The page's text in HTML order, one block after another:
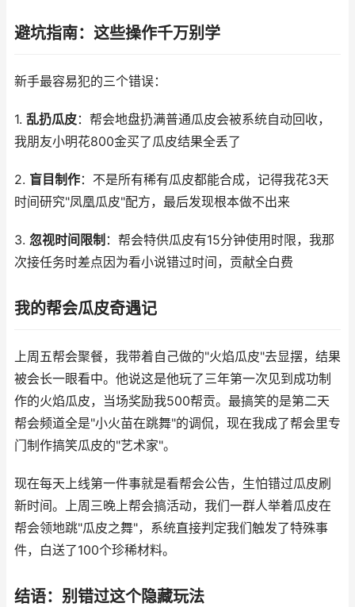
避坑指南：这些操作千万别学
新手最容易犯的三个错误：
1. 乱扔瓜皮：帮会地盘扔满普通瓜皮会被系统自动回收，
我朋友小明花800金买了瓜皮结果全丢了
2. 盲目制作：不是所有稀有瓜皮都能合成，记得我花3天
时间研究"凤凰瓜皮"配方，最后发现根本做不出来
3. 忽视时间限制 ：帮会特供瓜皮有15分钟使用时限，我那
次接任务时差点因为看小说错过时间，贡献全白费
我的帮会瓜皮奇遇记
上周五帮会聚餐，我带着自己做的"火焰瓜皮"去显摆，结果
被会长一眼看中。他说这是他玩了三年第一次见到成功制
作的火焰瓜皮，当场奖励我500帮贡。最搞笑的是第二天
帮会频道全是"小火苗在跳舞"的调侃，现在我成了帮会里专
门制作搞笑瓜皮的"艺术家"。
现在每天上线第一件事就是看帮会公告，生怕错过瓜皮刷
新时间。上周三晚上帮会搞活动，我们一群人举着瓜皮在
帮会领地跳"瓜皮之舞"，系统直接判定我们触发了特殊事
件，白送了100个珍稀材料。
结语：别错过这个隐藏玩法